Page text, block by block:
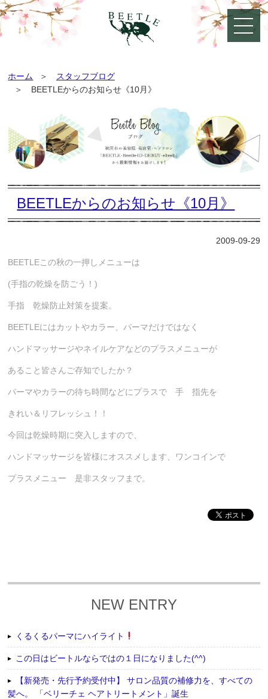
ホーム
スタッフブログ
BEETLEからのお知らせ《10月》
BEETLEからのお知らせ《10月》
2009-09-29
BEETLEこの秋の一押しメニューは
(手指の乾燥を防ごう！)
手指 乾燥防止対策を提案。
BEETLEにはカットやカラー、パーマだけではなく
ハンドマッサージやネイルケアなどのプラスメニューが
あること皆さんご存知でしたか？
パーマやカラーの待ち時間などにプラスで 手 指先を
きれい＆リフレッシュ！！
今回は乾燥時期に突入しますので、
ハンドマッサージを皆様にオススメします、ワンコインで
プラスメニュー 是非スタッフまで。
NEW ENTRY
くるくるパーマにハイライト
この日はビートルならではの１日になりました(^^)
【新発売・先行予約受付中】 サロン品質の補修力を、すべての
髪へ。 「ベリーチェ ヘアトリートメント」誕生